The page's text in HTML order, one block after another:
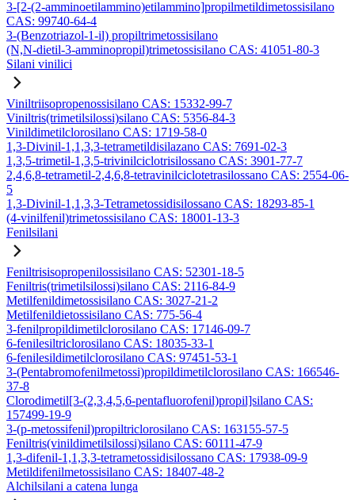
3-[2-(2-amminoetilammino)etilammino]propilmetildimetossisilano
CAS: 99740-64-4
3-(Benzotriazol-1-il) propiltrimetossisilano
(N,N-dietil-3-amminopropil)trimetossisilano CAS: 41051-80-3
Silani vinilici
Viniltriisopropenossisilano CAS: 15332-99-7
Viniltris(trimetilsilossi)silano CAS: 5356-84-3
Vinildimetilclorosilano CAS: 1719-58-0
1,3-Divinil-1,1,3,3-tetrametildisilazano CAS: 7691-02-3
1,3,5-trimetil-1,3,5-trivinilciclotrisilossano CAS: 3901-77-7
2,4,6,8-tetrametil-2,4,6,8-tetravinilciclotetrasilossano CAS: 2554-06-
5
1,3-Divinil-1,1,3,3-Tetrametossidisilossano CAS: 18293-85-1
(4-vinilfenil)trimetossisilano CAS: 18001-13-3
Fenilsilani
Feniltrisisopropenilossisilano CAS: 52301-18-5
Feniltris(trimetilsilossi)silano CAS: 2116-84-9
Metilfenildimetossisilano CAS: 3027-21-2
Metilfenildietossisilano CAS: 775-56-4
3-fenilpropildimetilclorosilano CAS: 17146-09-7
6-fenilesiltriclorosilano CAS: 18035-33-1
6-fenilesildimetilclorosilano CAS: 97451-53-1
3-(Pentabromofenilmetossi)propildimetilclorosilano CAS: 166546-
37-8
Clorodimetil[3-(2,3,4,5,6-pentafluorofenil)propil]silano CAS:
157499-19-9
3-(p-metossifenil)propiltriclorosilano CAS: 163155-57-5
Feniltris(vinildimetilsilossi)silano CAS: 60111-47-9
1,3-difenil-1,1,3,3-tetrametossidisilossano CAS: 17938-09-9
Metildifenilmetossisilano CAS: 18407-48-2
Alchilsilani a catena lunga